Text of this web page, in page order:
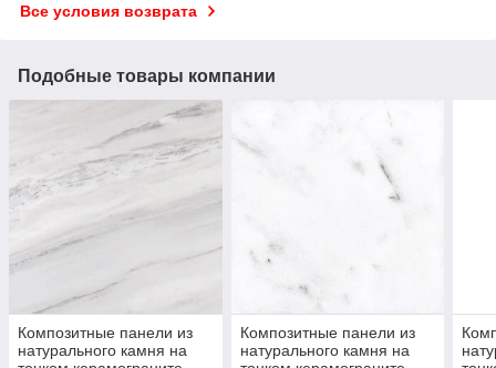
Все условия возврата
Подобные товары компании
Композитные панели из
натурального камня на
Композитные панели из
натурального камня на